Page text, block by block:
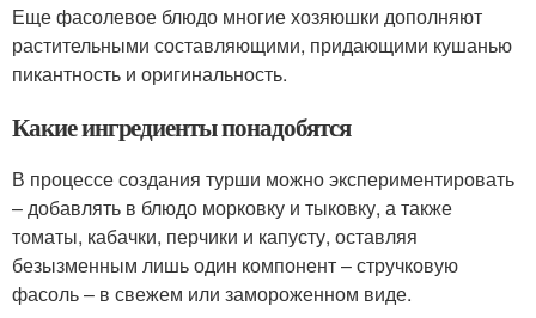
Еще фасолевое блюдо многие хозяюшки дополняют
растительными составляющими, придающими кушанью
пикантность и оригинальность.
Какие ингредиенты понадобятся
В процессе создания турши можно экспериментировать
– добавлять в блюдо морковку и тыковку, а также
томаты, кабачки, перчики и капусту, оставляя
безызменным лишь один компонент – стручковую
фасоль – в свежем или замороженном виде.